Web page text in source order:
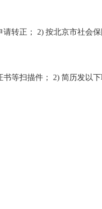
转正； 2) 按北京市社会
等扫描件； 2) 简历发以